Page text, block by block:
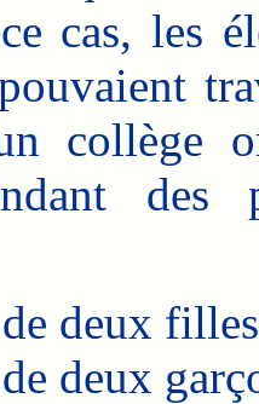
cas, les
collège
des
deux
deux